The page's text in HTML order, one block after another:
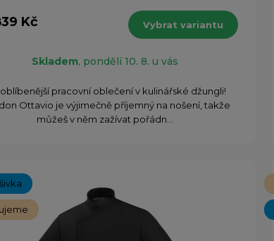
Kč Vybrat variantu
Skladem, pondělí 10. 8. u vás
pracovní oblečení v kulinářské džungli!
Ottavio je výjimečně příjemný na nošení, takže
můžeš v něm zažívat pořádn...